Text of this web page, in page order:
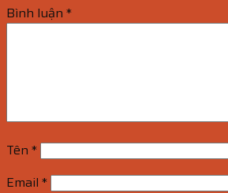
Bình luận *
Tên *
Email *